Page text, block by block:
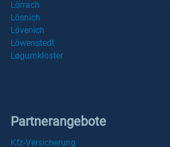
Lörrach
Lösnich
Lövenich
Löwenstedt
Løgumkloster
Partnerangebote
Kfz-Versicherung